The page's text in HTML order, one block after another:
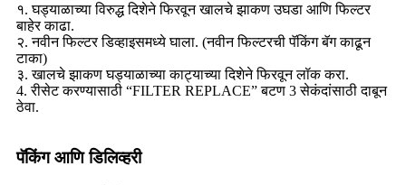
१. घड्याळाच्या विरुद्ध दिशेने फिरवून खालचे झाकण उघडा आणि फिल्टर
बाहेर काढा.
२. नवीन फिल्टर डिव्हाइसमध्ये घाला. (नवीन फिल्टरची पॅकिंग बॅग काढून
टाका)
३. खालचे झाकण घड्याळाच्या काट्याच्या दिशेने फिरवून लॉक करा.
4. रीसेट करण्यासाठी “FILTER REPLACE” बटण 3 सेकंदांसाठी दाबून
ठेवा.
पॅकिंग आणि डिलिव्हरी